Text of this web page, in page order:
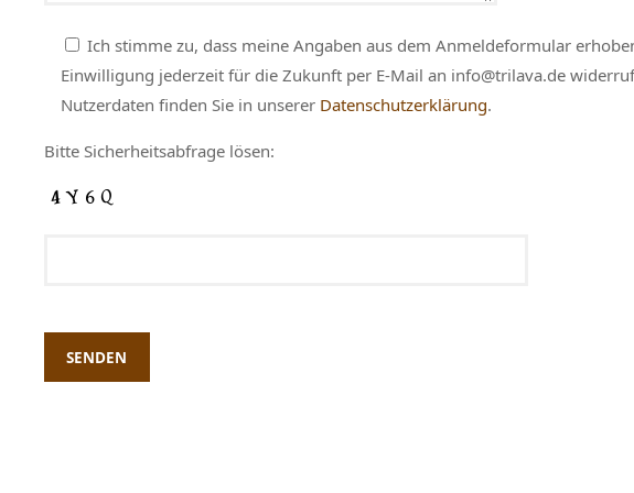
Ich stimme zu, dass meine Angaben aus dem Anmeldeformular
Einwilligung jederzeit für die Zukunft per E-Mail an info@trilava.de
Nutzerdaten finden Sie in unserer Datenschutzerklärung.
Bitte Sicherheitsabfrage lösen: